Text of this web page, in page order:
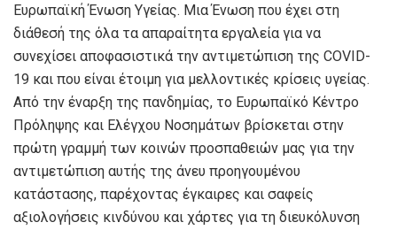
Ευρωπαϊκή Ένωση Υγείας. Μια Ένωση που έχει στη
διάθεσή της όλα τα απαραίτητα εργαλεία για να
συνεχίσει αποφασιστικά την αντιμετώπιση της COVID-
19 και που είναι έτοιμη για μελλοντικές κρίσεις υγείας.
Από την έναρξη της πανδημίας, το Ευρωπαϊκό Κέντρο
Πρόληψης και Ελέγχου Νοσημάτων βρίσκεται στην
πρώτη γραμμή των κοινών προσπαθειών μας για την
αντιμετώπιση αυτής της άνευ προηγουμένου
κατάστασης, παρέχοντας έγκαιρες και σαφείς
αξιολογήσεις κινδύνου και χάρτες για τη διευκόλυνση